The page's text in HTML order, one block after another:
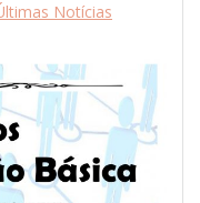
Notícias